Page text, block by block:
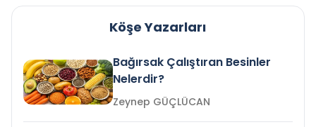
Köşe Yazarları
Bağırsak Çalıştıran Besinler
Nelerdir?
Zeynep GÜÇLÜCAN